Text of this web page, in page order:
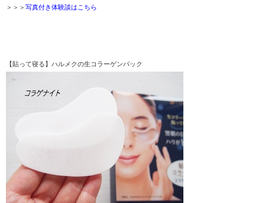
＞＞＞ 写真付き体験談はこちら
【貼って寝る】ハルメクの生コラーゲンパック